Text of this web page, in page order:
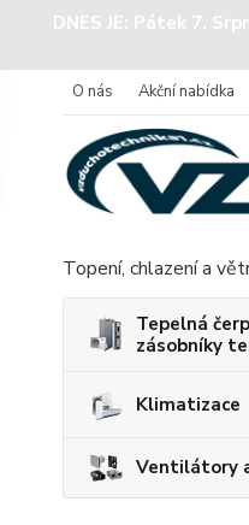
DNES JE: Pátek 7.
O nás Akční nabídka
Topení, chlazení a
Tepelná
zásobníky
Klimatizace
Ventilátory